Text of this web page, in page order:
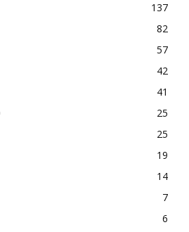
137
82
57
42
41
25
25
19
14
7
6